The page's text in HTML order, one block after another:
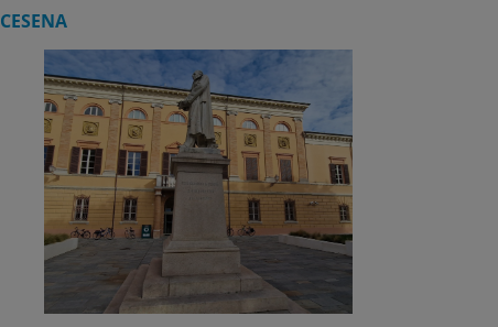
CESENA